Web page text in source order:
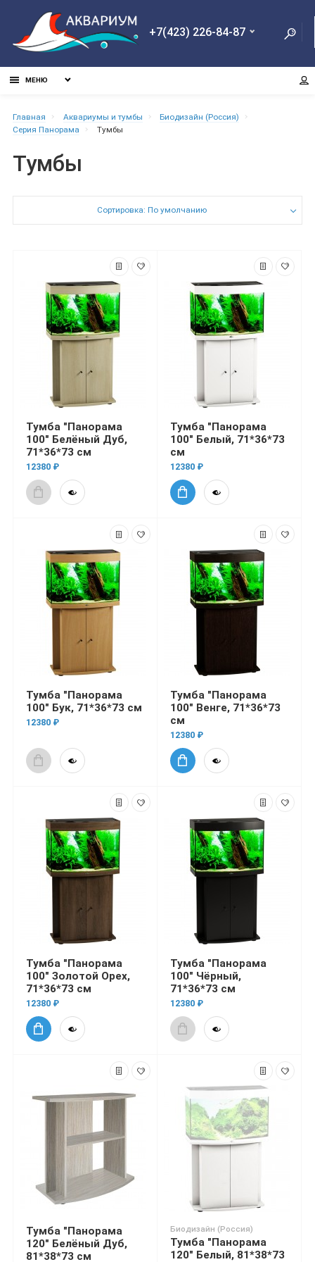
+7(423) 226-84-87
МЕНЮ
Главная Aквариумы и тумбы
Биодизайн (Россия)
Серия Панорама
Тумбы
Тумбы
Сортировка: По умолчанию
Тумба "Панорама
100" Белёный Дуб,
71*36*73 см
12380 ₽
Тумба "Панорама
100" Белый, 71*36*73
см
12380 ₽
Тумба "Панорама
100" Бук, 71*36*73 см
12380 ₽
Тумба "Панорама
100" Венге, 71*36*73
см
12380 ₽
Тумба "Панорама
100" Золотой Орех,
71*36*73 см
12380 ₽
Тумба "Панорама
100" Чёрный,
71*36*73 см
12380 ₽
Тумба "Панорама
120" Белёный Дуб,
81*38*73 см
Биодизайн (Россия)
Тумба "Панорама
120" Белый, 81*38*73